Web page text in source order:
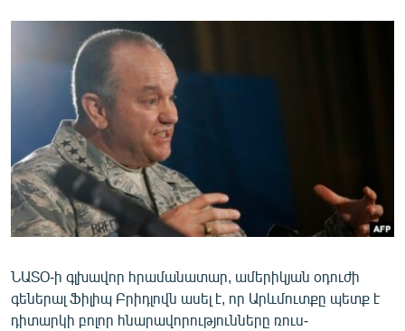
ՏԱՐԱԾԱՇՐՋԱՆ
ՄԻՋԱԶԳԱՅԻՆ
ՄՇԱԿՈՒՅԹ
ՍՊՈՐՏ
ՄԵԿՆԱԲԱՆՈՒԹՅՈՒՆ
ՏՏ ԵՒ ԻՆՏԵՐՆԵՏ
ԱՐԽԻՎ
ՏԵՍԱՆՅՈՒԹԵՐ
ՆԱՏՕ-ի գլխավոր հրամանատար, ամերիկյան օդուժի
գեներալ Ֆիլիպ Բրիդլովն ասել է, որ Արևմուտքը պետք է
դիտարկի բոլոր հնարավորությունները ռուս-